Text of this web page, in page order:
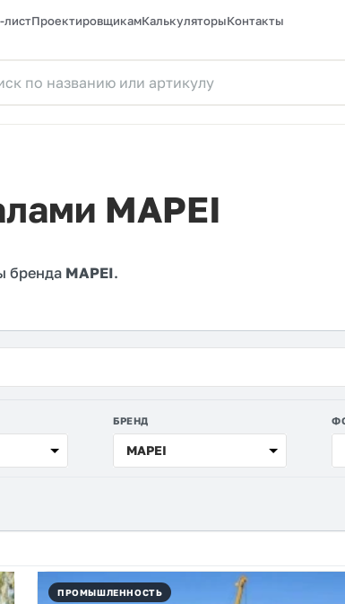
листПроектировщикамКалькуляторыКонтакты
MAPEI
бренда MAPEI.
БРЕНД
MAPEI
ПРОМЫШЛЕННОСТЬ